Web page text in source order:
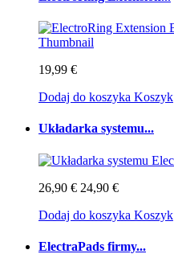
19,99 €
Dodaj do koszyka Koszyk
Układarka systemu...
26,90 € 24,90 €
Dodaj do koszyka Koszyk
ElectraPads firmy...